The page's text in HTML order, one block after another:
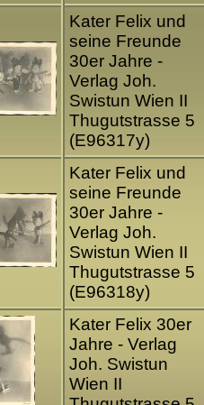
Kater Felix und
seine Freunde
30er Jahre -
Verlag Joh.
Swistun Wien II
Thugutstrasse 5
(E96317y)
Kater Felix und
seine Freunde
30er Jahre -
Verlag Joh.
Swistun Wien II
Thugutstrasse 5
(E96318y)
Kater Felix 30er
Jahre - Verlag
Joh. Swistun
Wien II